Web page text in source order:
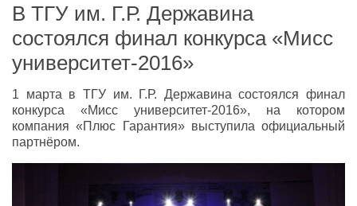
В ТГУ им. Г.Р. Державина
состоялся финал конкурса «Мисс
университет-2016»
1 марта в ТГУ им. Г.Р. Державина состоялся финал
конкурса «Мисс университет-2016», на котором
компания «Плюс Гарантия» выступила официальный
партнёром.